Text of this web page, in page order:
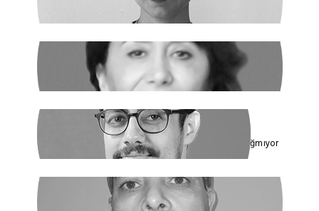
Açlık ve Diğer "Çözülemez" Sorunlar
RUKİYE LEYLA SÜREN
Cumhur İttifakı’nın Hedefi: Kadınlar
ÇAĞDAŞ SİNAN DAĞ
Toplumun Enerjisi Rejimin Çuvalına Sığmıyor
GHADER ANARİ